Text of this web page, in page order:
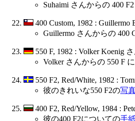
Suhaimi さんからの 400
400 Custom, 1982 : Guillermo
Guillermo さんからの 400
550 F, 1982 : Volker Koenig
Volker さんからの 550 F
550 F2, Red/White, 1982 :
彼のきれいな550 F2の写
400 F2, Red/Yellow, 1984 :
彼の400 F2についての手